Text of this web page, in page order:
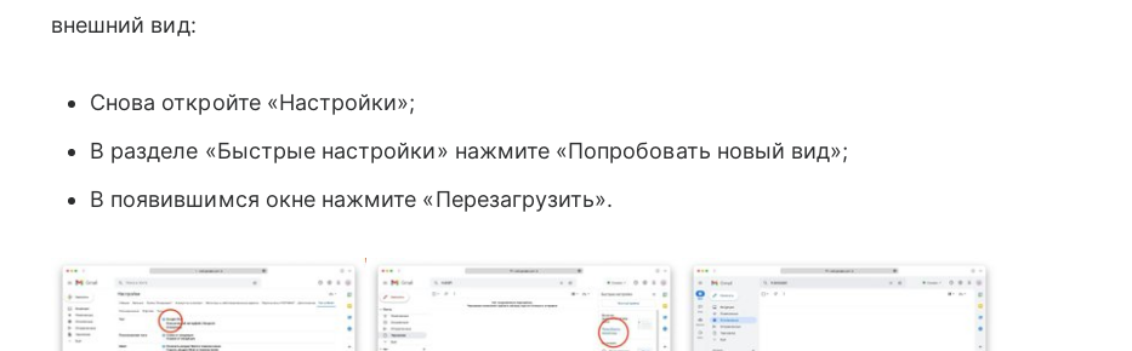
внешний вид:
Снова откройте «Настройки»;
В разделе «Быстрые настройки» нажмите «Попробовать новый вид»;
В появившимся окне нажмите «Перезагрузить».